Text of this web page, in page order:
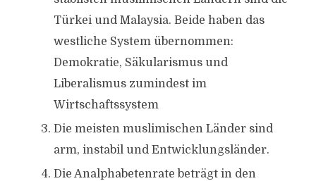
Türkei und Malaysia. Beide haben das
westliche System übernommen:
Demokratie, Säkularismus und
Liberalismus zumindest im
Wirtschaftssystem
Die meisten muslimischen Länder sind
arm, instabil und Entwicklungsländer.
Die Analphabetenrate beträgt in den